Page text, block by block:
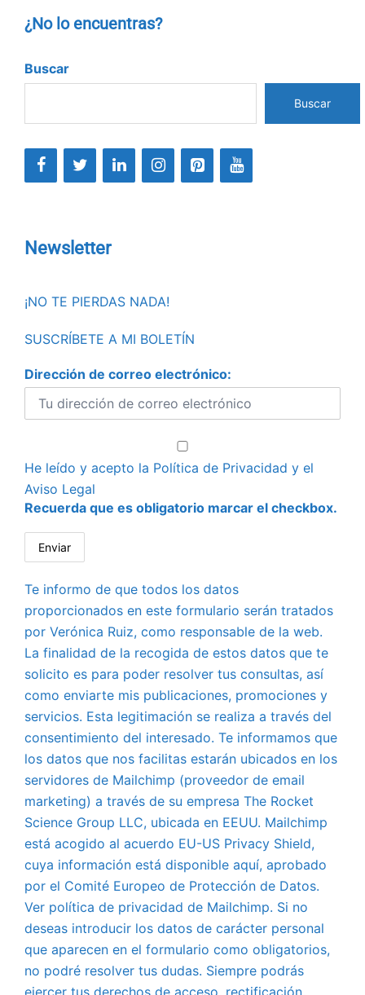
¿No lo encuentras?
Buscar
Buscar
Newsletter
¡NO TE PIERDAS NADA!
SUSCRÍBETE A MI BOLETÍN
Dirección de correo electrónico:
He leído y acepto la Política de Privacidad y el
Aviso Legal
Recuerda que es obligatorio marcar el checkbox.
Te informo de que todos los datos
proporcionados en este formulario serán tratados
por Verónica Ruiz, como responsable de la web.
La finalidad de la recogida de estos datos que te
solicito es para poder resolver tus consultas, así
como enviarte mis publicaciones, promociones y
servicios. Esta legitimación se realiza a través del
consentimiento del interesado. Te informamos que
los datos que nos facilitas estarán ubicados en los
servidores de Mailchimp (proveedor de email
marketing) a través de su empresa The Rocket
Science Group LLC, ubicada en EEUU. Mailchimp
está acogido al acuerdo EU-US Privacy Shield,
cuya información está disponible aquí, aprobado
por el Comité Europeo de Protección de Datos.
Ver política de privacidad de Mailchimp. Si no
deseas introducir los datos de carácter personal
que aparecen en el formulario como obligatorios,
no podré resolver tus dudas. Siempre podrás
ejercer tus derechos de acceso, rectificación,